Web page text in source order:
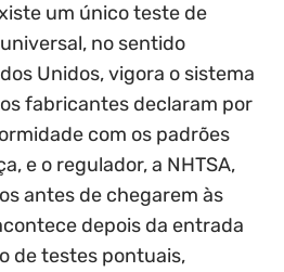
um único teste de
no sentido
Unidos, vigora o sistema
fabricantes declaram por
com os padrões
e o regulador, a NHTSA,
antes de chegarem às
depois da entrada
de testes pontuais,